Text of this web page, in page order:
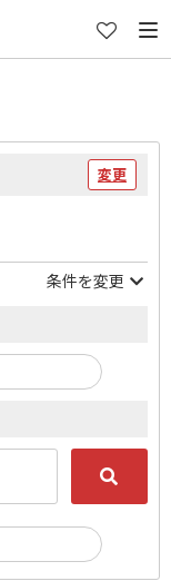
変更
条件を変更